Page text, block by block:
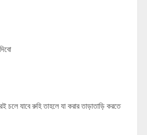
চলে যাবে রুহি তাহলে যা করার তাড়াতাড়ি করতে